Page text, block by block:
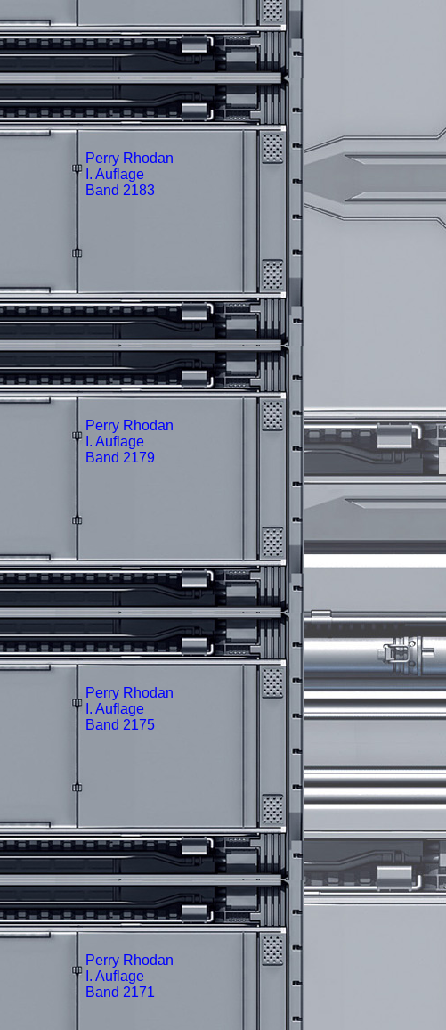
Perry Rhodan
I. Auflage
Band 2183
Perry Rhodan
I. Auflage
Band 2179
Perry Rhodan
I. Auflage
Band 2175
Perry Rhodan
I. Auflage
Band 2171